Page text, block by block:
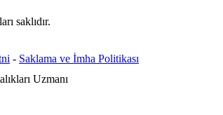
saklıdır.
- Saklama ve İmha Politikası